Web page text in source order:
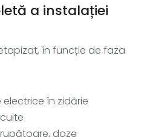
a instalației
în funcție de faza
în zidărie
doze